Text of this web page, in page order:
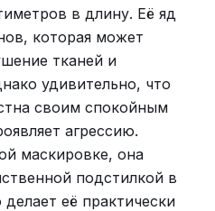
в длину. Её яд
которая может
тканей и
удивительно, что
своим спокойным
агрессию.
маскировке, она
подстилкой в
её практически